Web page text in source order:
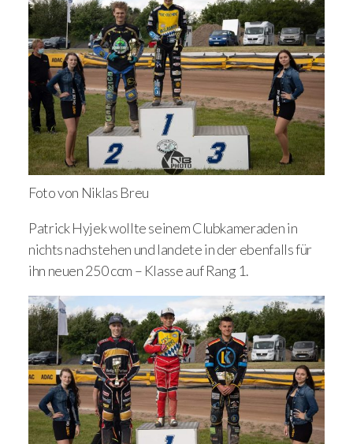
Foto von Niklas Breu
Patrick Hyjek wollte seinem Clubkameraden in
nichts nachstehen und landete in der ebenfalls für
ihn neuen 250 ccm – Klasse auf Rang 1.